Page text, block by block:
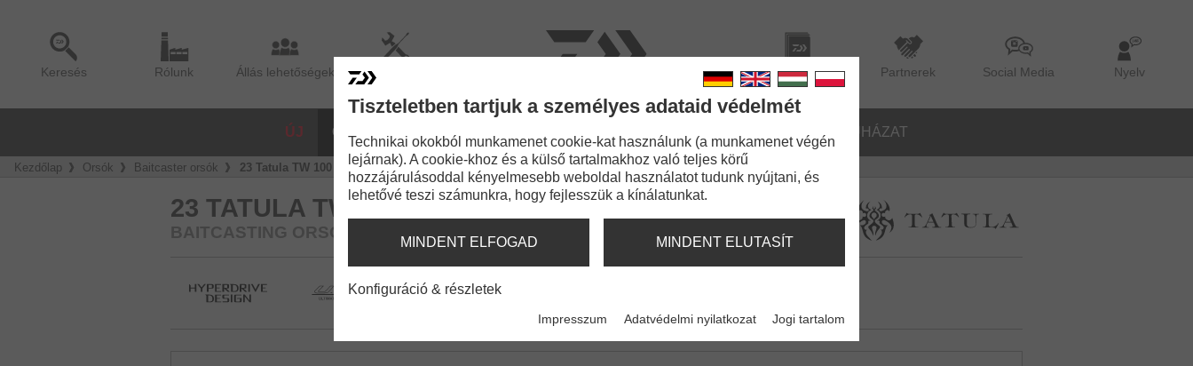
Keresés Rólunk Állás lehetőségek Katalógus Partnerek Social Media Nyelv
ÚJ ORSÓK BOTOK APRÓCIKKEK KIEGÉSZÍTŐK RUHÁZAT
Kezdőlap Orsók Baitcaster orsók 23 Tatula TW 100
23 TATULA TW 100
BAITCASTING ORSÓ
Tiszteletben tartjuk a személyes adataid védelmét
Technikai okokból munkamenet cookie-kat használunk (a munkamenet végén
lejárnak). A cookie-khoz és a külső tartalmakhoz való teljes körű
hozzájárulásoddal kényelmesebb weboldal használatot tudunk nyújtani, és
lehetővé teszi számunkra, hogy fejlesszük a kínálatunkat.
MINDENT ELFOGAD MINDENT ELUTASÍT
Konfiguráció & részletek
Impresszum Adatvédelmi nyilatkozat Jogi tartalom